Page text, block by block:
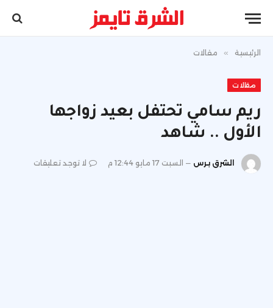
الرئيسية » مقالات
مقالات
ريم سامي تحتفل بعيد زواجها
الأول .. شاهد
الشرق برس السبت 17 مايو 12:44 م لا توجد تعليقات